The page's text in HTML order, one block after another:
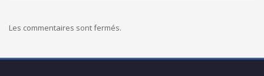
Les commentaires sont fermés.